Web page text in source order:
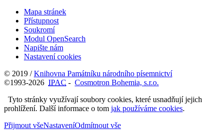
Mapa stránek
Přístupnost
Soukromí
Modul OpenSearch
Napište nám
Nastavení cookies
© 2019 /Knihovna Památníku národního písemnictví
©1993-2026 IPAC - Cosmotron Bohemia, s.r.o.
Tyto stránky využívají soubory cookies, které usnadňují jejich
prohlížení. Další informace o tom jak používáme cookies.
Přijmout všeNastaveníOdmítnout vše